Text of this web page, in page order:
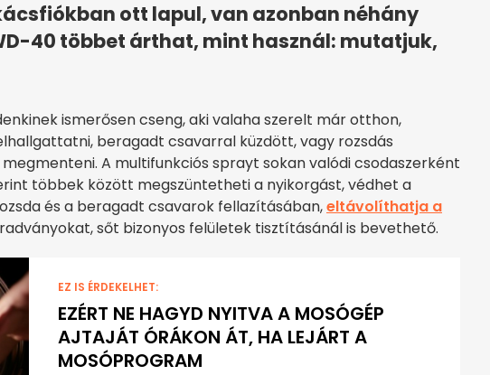
ott lapul, van azonban néhány
40 többet árthat, mint használ: mutatjuk,
ismerősen cseng, aki valaha szerelt már otthon,
beragadt csavarral küzdött, vagy rozsdás
A multifunkciós sprayt sokan valódi csodaszerként
többek között megszüntetheti a nyikorgást, védhet a
és a beragadt csavarok fellazításában,eltávolíthatja a
sőt bizonyos felületek tisztításánál is bevethető.
EZ IS ÉRDEKELHET:
EZÉRT NE HAGYD NYITVA A MOSÓGÉP
AJTAJÁT ÓRÁKON ÁT, HA LEJÁRT A
MOSÓPROGRAM